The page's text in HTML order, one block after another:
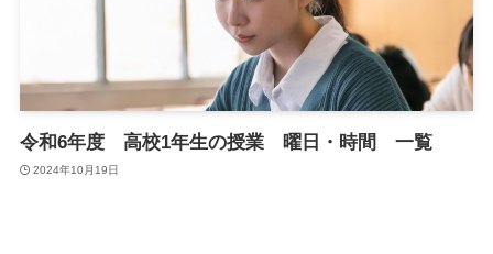
令和6年度 高校1年生の授業 曜日・時間 一覧
2024年10月19日